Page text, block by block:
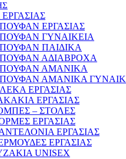
ΕΡΓΑΣΙΑΣ
ΓΥΝΑΙΚΕΙΑ
ΠΑΙΔΙΚΑ
ΑΔΙΑΒΡΟΧΑ
ΑΜΑΝΙΚΑ
ΑΜΑΝΙΚΑ
ΕΡΓΑΣΙΑΣ
ΕΡΓΑΣΙΑΣ
– ΣΤΟΛΕΣ
ΕΡΓΑΣΙΑΣ
ΕΡΓΑΣΙΑΣ
ΕΡΓΑΣΙΑΣ
UNISEX